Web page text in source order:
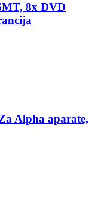
8x DVD
Alpha aparate,